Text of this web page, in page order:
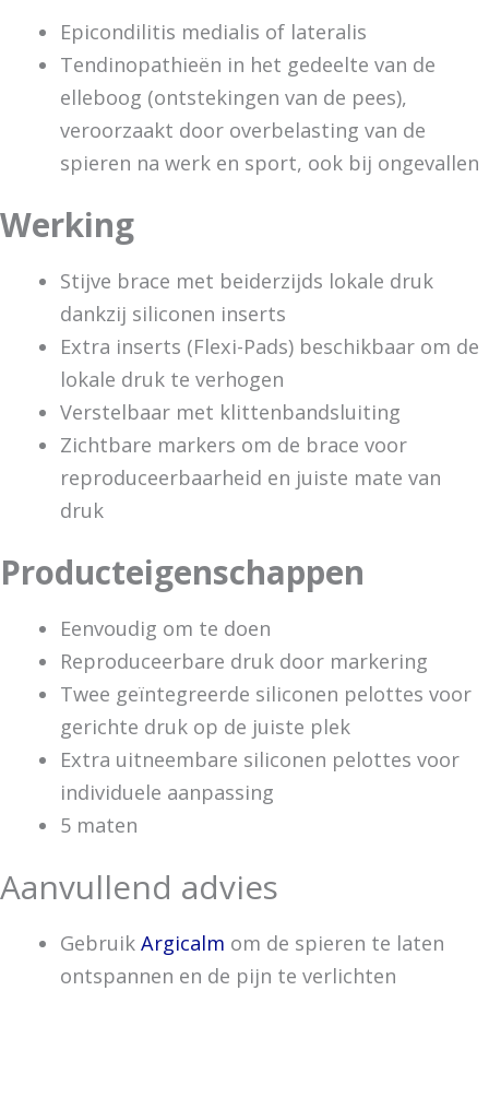
Epicondilitis medialis of lateralis
Tendinopathieën in het gedeelte van de
elleboog (ontstekingen van de pees),
veroorzaakt door overbelasting van de
spieren na werk en sport, ook bij ongevallen
Werking
Stijve brace met beiderzijds lokale druk
dankzij siliconen inserts
Extra inserts (Flexi-Pads) beschikbaar om de
lokale druk te verhogen
Verstelbaar met klittenbandsluiting
Zichtbare markers om de brace voor
reproduceerbaarheid en juiste mate van
druk
Producteigenschappen
Eenvoudig om te doen
Reproduceerbare druk door markering
Twee geïntegreerde siliconen pelottes voor
gerichte druk op de juiste plek
Extra uitneembare siliconen pelottes voor
individuele aanpassing
5 maten
Aanvullend advies
Gebruik Argicalm om de spieren te laten
ontspannen en de pijn te verlichten